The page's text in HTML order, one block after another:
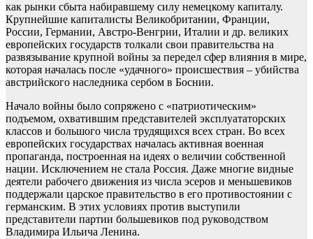
как рынки сбыта набиравшему силу немецкому капиталу.
Крупнейшие капиталисты Великобритании, Франции,
России, Германии, Австро-Венгрии, Италии и др. великих
европейских государств толкали свои правительства на
развязывание крупной войны за передел сфер влияния в мире,
которая началась после «удачного» происшествия – убийства
австрийского наследника сербом в Боснии.
Начало войны было сопряжено с «патриотическим»
подъемом, охватившим представителей эксплуататорских
классов и большого числа трудящихся всех стран. Во всех
европейских государствах началась активная военная
пропаганда, построенная на идеях о величии собственной
нации. Исключением не стала Россия. Даже многие видные
деятели рабочего движения из числа эсеров и меньшевиков
поддержали царское правительство в его противостоянии с
германским. В этих условиях против выступили
представители партии большевиков под руководством
Владимира Ильича Ленина.